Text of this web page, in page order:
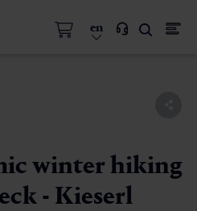
en
winter hiking
- Kieserl